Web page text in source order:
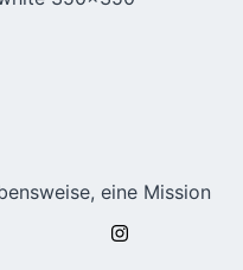
eine Mission